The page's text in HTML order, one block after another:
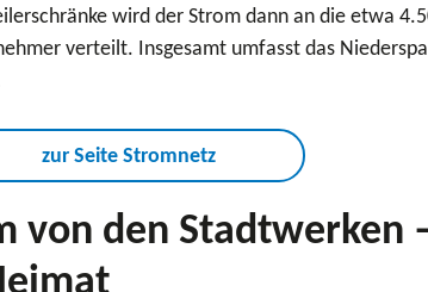
wird der Strom dann an die etwa
verteilt. Insgesamt umfasst das
zur Seite Stromnetz
von den Stadtwerken